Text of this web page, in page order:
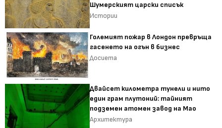
Шумерският царски списък
Истории
Големият пожар в Лондон превръща
гасенето на огън в бизнес
Досиета
Двайсет километра тунели и нито
един грам плутоний: тайният
подземен атомен завод на Мао
Архитектура